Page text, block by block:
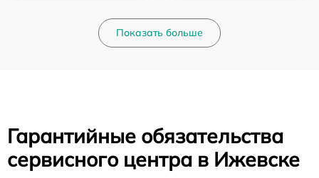
Показать больше
Гарантийные обязательства
сервисного центра в Ижевске